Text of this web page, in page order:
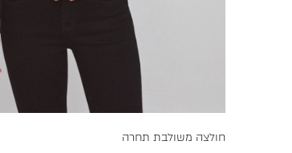
חולצה משולבת תחרה